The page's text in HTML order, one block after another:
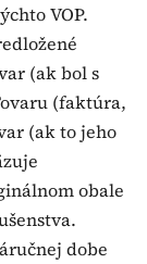
VOP.
(ak bol s
(faktúra,
(ak to jeho
obale
dobe